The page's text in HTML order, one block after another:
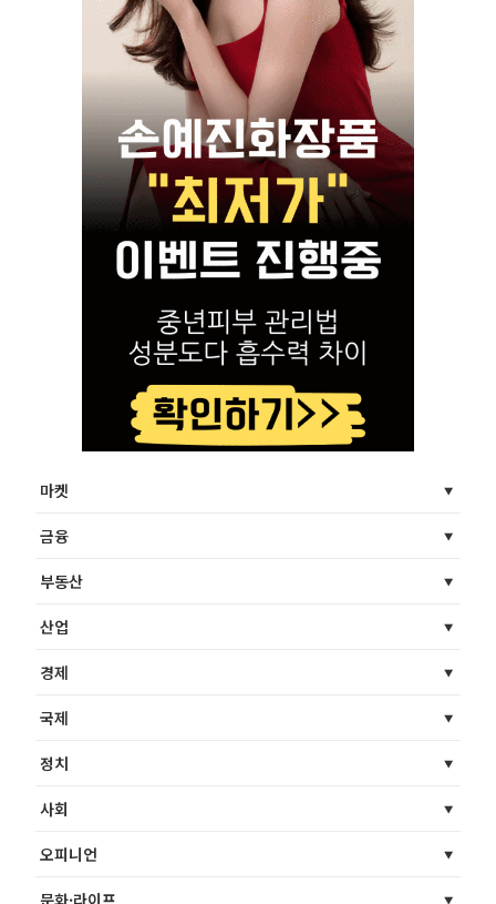
마켓
금융
부동산
산업
경제
국제
정치
사회
오피니언